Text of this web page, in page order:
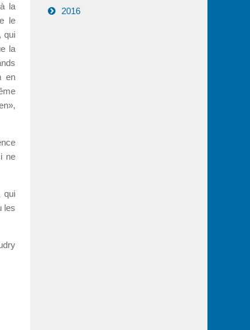
la
le
qui
la
en
ne
qui
les
2016